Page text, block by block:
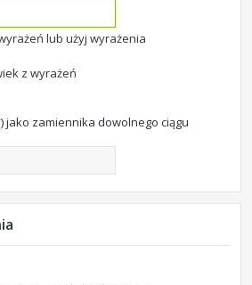
lub użyj wyrażenia
z wyrażeń
jako zamiennika dowolnego ciągu